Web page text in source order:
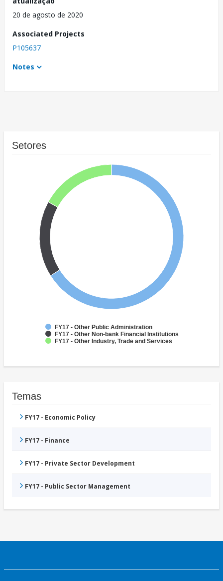
20 de agosto de 2020
Associated Projects
P105637
Notes
Setores
FY17 - Other Public Administration
FY17 - Other Non-bank Financial Institutions
FY17 - Other Industry, Trade and Services
Temas
FY17 - Economic Policy
FY17 - Finance
FY17 - Private Sector Development
FY17 - Public Sector Management